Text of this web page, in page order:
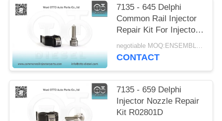
PLAN
PRIVACY
POLICY
7135 - 645 Delphi
Common Rail Injector
Repair Kit For Injectors
R05201D
negotiable MOQ:ENSEMBLE 4
CONTACT
7135 - 659 Delphi
Injector Nozzle Repair
Kit R02801D